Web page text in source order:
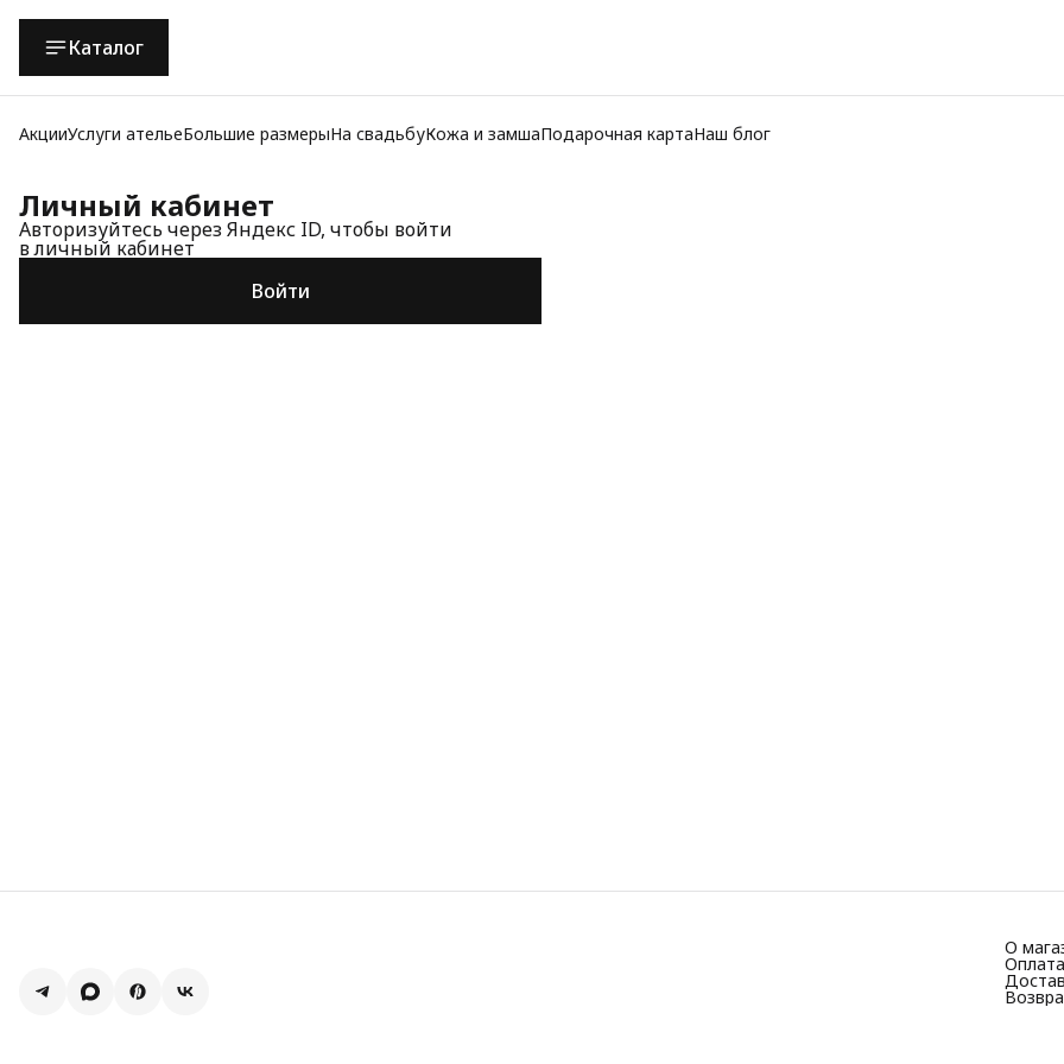
Каталог
АкцииУслуги ательеБольшие размерыНа свадьбуКожа и замшаПодарочная картаНаш блог
Личный кабинет
Авторизуйтесь через Яндекс ID, чтобы войти
в личный кабинет
Войти
О
Оплата